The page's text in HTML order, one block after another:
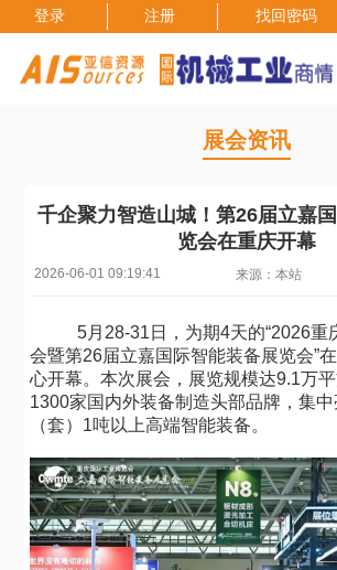
登录 注册 找回密码
展会资讯
千企聚力智造山城！第26届立嘉
览会在重庆开幕
2026-06-01 09:19:41 来源：本站
5月28-31日，为期4天的“2026重
会暨第26届立嘉国际智能装备展览会”
心开幕。本次展会，展览规模达9.1万
1300家国内外装备制造头部品牌，集
（套）1吨以上高端智能装备。